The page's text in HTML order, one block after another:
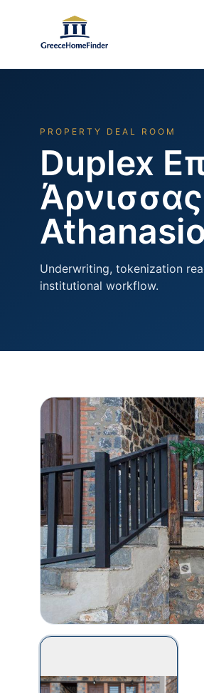
PROPERTY DEAL ROOM
Duplex
Underwriting, tokenization
institutional workflow.